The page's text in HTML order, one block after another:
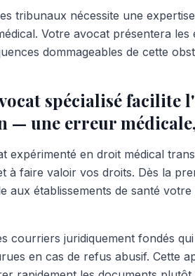
tribunaux nécessite une
Votre avocat présentera
dommageables de cette
spécialisé facilite
— une erreur
expérimenté en droit médical
à faire valoir vos droits. Dès la
aux établissements de santé
courriers juridiquement fondés
en cas de refus abusif. Cette